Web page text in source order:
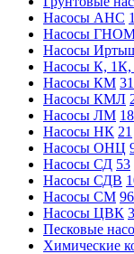
Насосы АНС
Насосы
Насосы
Насосы К,
Насосы КМ 31
Насосы КМЛ
Насосы ЛМ 18
Насосы НК 21
Насосы ОНЦ
Насосы СД 53
Насосы СДВ
Насосы СМ 96
Насосы ЦВК 3
Песковые
Химические